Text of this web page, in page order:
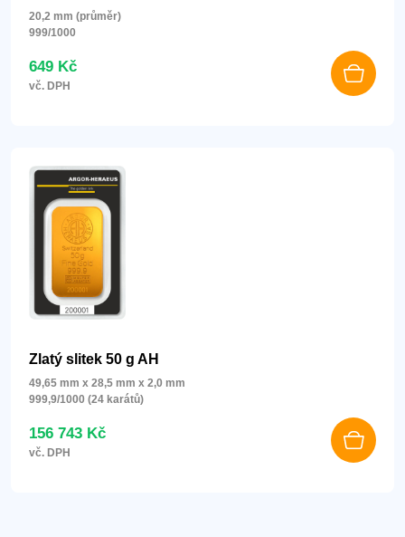
20,2 mm (průměr)
999/1000
649 Kč
vč. DPH
Zlatý slitek 50 g AH
49,65 mm x 28,5 mm x 2,0 mm
999,9/1000 (24 karátů)
156 743 Kč
vč. DPH